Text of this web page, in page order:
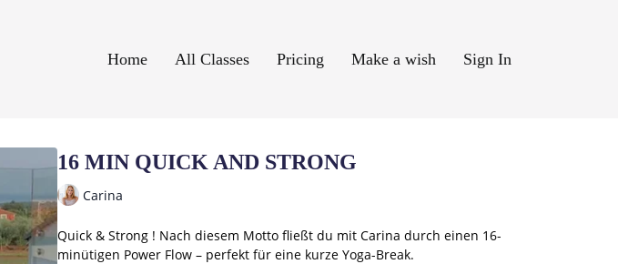
Home All Classes Pricing Make a wish Sign In
16 MIN QUICK AND STRONG
Carina
Quick & Strong ! Nach diesem Motto fließt du mit Carina durch einen 16-
minütigen Power Flow – perfekt für eine kurze Yoga-Break.